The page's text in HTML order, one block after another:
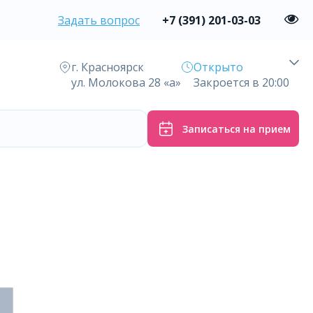
Задать вопрос +7 (391) 201-03-03
г. Красноярск
ул. Молокова 28 «а»
Открыто
Закроется в 20:00
Записаться на прием